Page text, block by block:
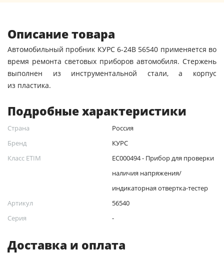
Описание товара
Автомобильный пробник КУРС 6-24В 56540 применяется во
время ремонта световых приборов автомобиля. Стержень
выполнен из инструментальной стали, а корпус
из пластика.
Подробные характеристики
Страна
Россия
Бренд
КУРС
Класс ETIM
EC000494 - Прибор для проверки
наличия напряжения/
индикаторная отвертка-тестер
Артикул
56540
Серия
-
Доставка и оплата